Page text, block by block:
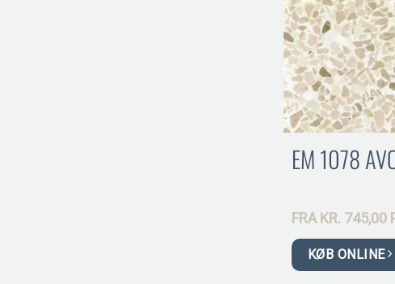
EM 1078
FRA KR. 745,00
KØB ONLINE